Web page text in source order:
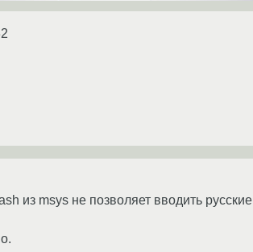
из msys не позволяет вводить русские